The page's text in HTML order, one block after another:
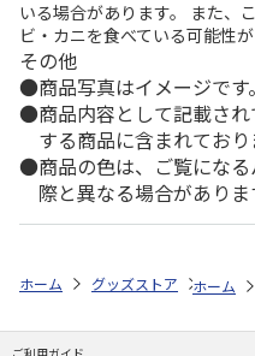
いる場合があります。 また、
ビ・カニを食べている可能性が
その他
商品写真はイメージです。
商品内容として記載さ
する商品に含まれており
商品の色は、ご覧にな
際と異なる場合がありま
ホーム グッズストア ペコち
ホーム